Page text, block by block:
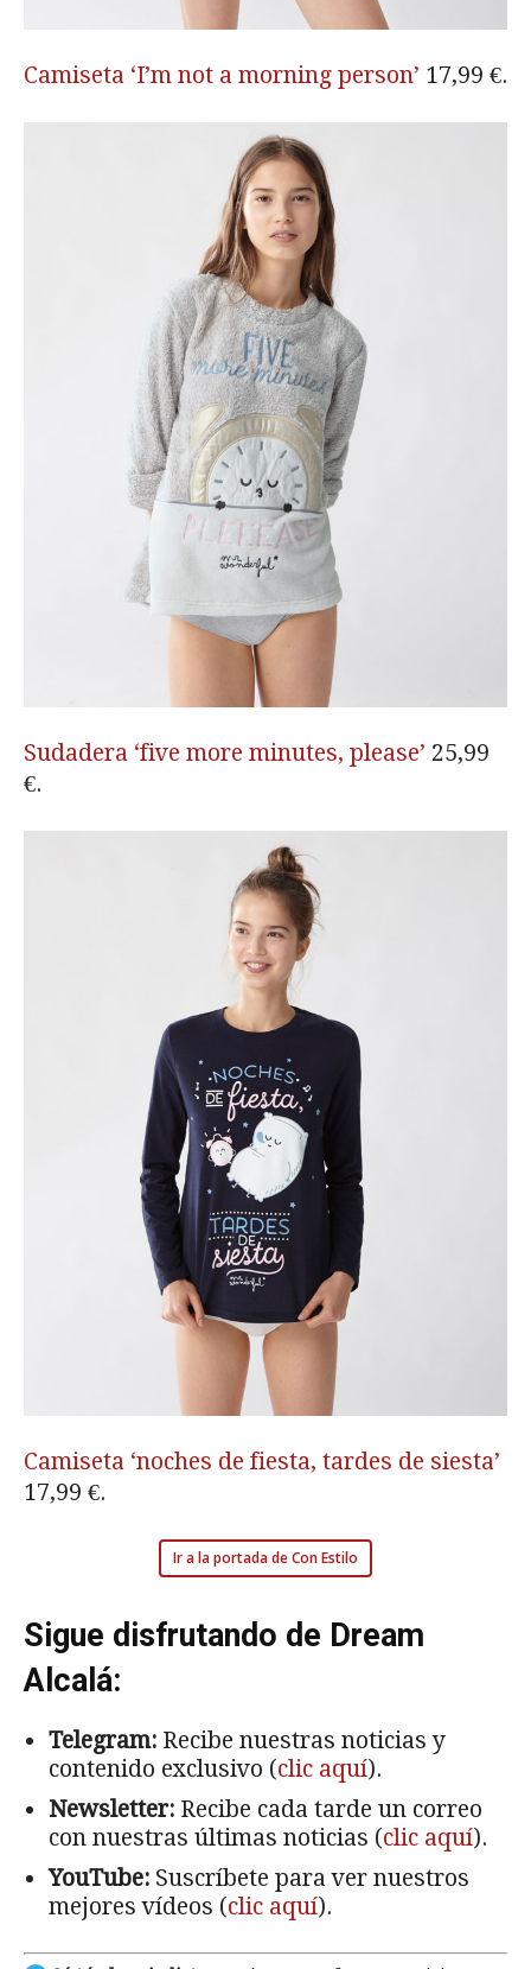
Camiseta ‘I’m not a morning person’ 17,99 €.
Sudadera ‘five more minutes, please’ 25,99
€.
Camiseta ‘noches de fiesta, tardes de siesta’
17,99 €.
Ir a la portada de Con Estilo
Sigue disfrutando de Dream
Alcalá:
Telegram: Recibe nuestras noticias y
contenido exclusivo (clic aquí).
Newsletter: Recibe cada tarde un correo
con nuestras últimas noticias (clic aquí).
YouTube: Suscríbete para ver nuestros
mejores vídeos (clic aquí).